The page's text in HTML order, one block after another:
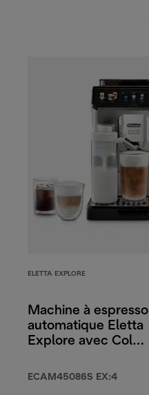
ELETTA EXPLORE
Machine à espresso
automatique Eletta
Explore avec Cold
ECAM45086S EX:4